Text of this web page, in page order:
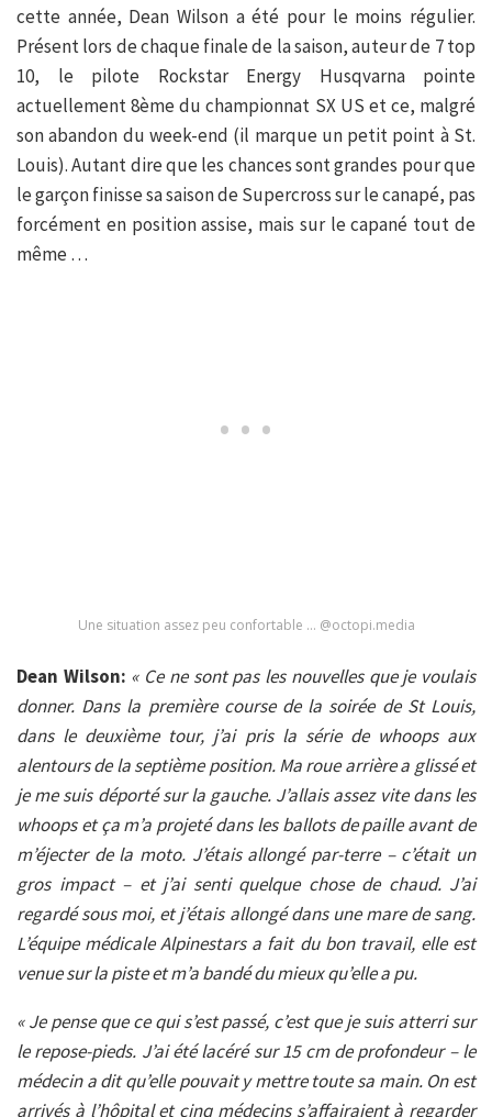
cette année, Dean Wilson a été pour le moins régulier.
Présent lors de chaque finale de la saison, auteur de 7 top
10, le pilote Rockstar Energy Husqvarna pointe
actuellement 8ème du championnat SX US et ce, malgré
son abandon du week-end (il marque un petit point à St.
Louis). Autant dire que les chances sont grandes pour que
le garçon finisse sa saison de Supercross sur le canapé, pas
forcément en position assise, mais sur le capané tout de
même …
Une situation assez peu confortable … @octopi.media
Dean Wilson: « Ce ne sont pas les nouvelles que je voulais
donner. Dans la première course de la soirée de St Louis,
dans le deuxième tour, j’ai pris la série de whoops aux
alentours de la septième position. Ma roue arrière a glissé et
je me suis déporté sur la gauche. J’allais assez vite dans les
whoops et ça m’a projeté dans les ballots de paille avant de
m’éjecter de la moto. J’étais allongé par-terre – c’était un
gros impact – et j’ai senti quelque chose de chaud. J’ai
regardé sous moi, et j’étais allongé dans une mare de sang.
L’équipe médicale Alpinestars a fait du bon travail, elle est
venue sur la piste et m’a bandé du mieux qu’elle a pu.
« Je pense que ce qui s’est passé, c’est que je suis atterri sur
le repose-pieds. J’ai été lacéré sur 15 cm de profondeur – le
médecin a dit qu’elle pouvait y mettre toute sa main. On est
arrivés à l’hôpital et cinq médecins s’affairaient à regarder